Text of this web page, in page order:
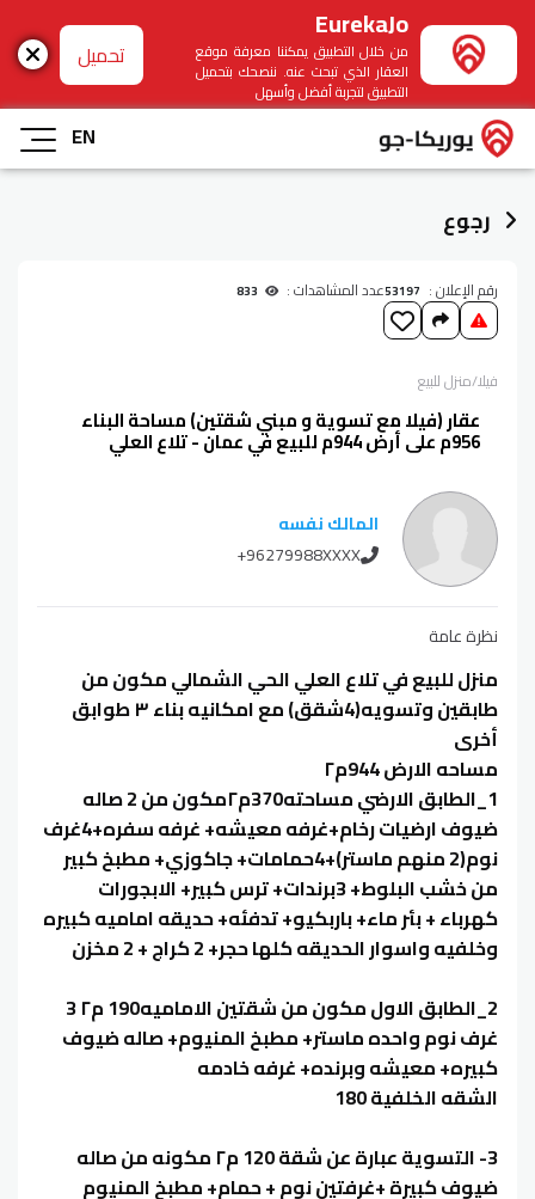
EurekaJo
من خلال التطبيق يمكننا معرفة موقع
العقار الذي تبحث عنه. ننصحك بتحميل
التطبيق لتجربة أفضل وأسهل
تحميل
EN
رجوع
رقم الإعلان : 53197عدد المشاهدات :
فيلا/منزلللبيع
عقار (فيلا مع تسوية و مبني شقتين) مساحة البناء
956م على أرض 944م للبيع في عمان - تلاع العلي
المالك نفسه
+96279988XXXX
نظرة عامة
منزل للبيع في تلاع العلي الحي الشمالي مكون من
طابقين وتسويه(4شقق) مع امكانيه بناء ٣ طوابق
أخرى
مساحه الارض 944م٢
1_الطابق الارضي مساحته370م٢مكون من 2 صاله
ضيوف ارضيات رخام+غرفه معيشه+ غرفه سفره+4غرف
نوم(2 منهم ماستر)+4حمامات+ جاكوزي+ مطبخ كبير
من خشب البلوط+ 3برندات+ ترس كبير+ الابجورات
كهرباء + بئر ماء+ باربكيو+ تدفئه+ حديقه اماميه كبيره
وخلفيه واسوار الحديقه كلها حجر+ 2 كراج + 2 مخزن
2_الطابق الاول مكون من شقتين الاماميه190 م٢ 3
غرف نوم واحده ماستر+ مطبخ المنيوم+ صاله ضيوف
كبيره+ معيشه وبرنده+ غرفه خادمه
الشقه الخلفية 180
3- التسوية عبارة عن شقة 120 م٢ مكونه من صاله
ضيوف كبيرة +غرفتين نوم + حمام+ مطبخ المنيوم